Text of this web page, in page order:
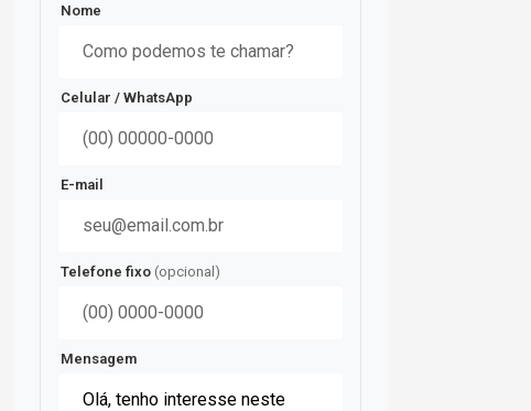
Nome
Celular / WhatsApp
E-mail
Telefone fixo (opcional)
Mensagem